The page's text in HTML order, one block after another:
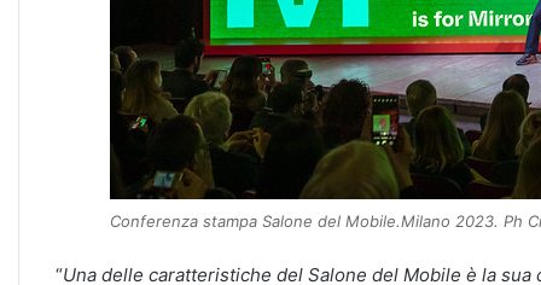
Conferenza stampa Salone del Mobile.Milano 2023. Ph
“Una delle caratteristiche del Salone del Mobile è la